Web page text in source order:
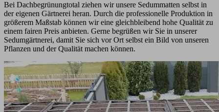
Bei Dachbegrünungtotal ziehen wir unsere Sedummatten selbst in
der eigenen Gärtnerei heran. Durch die professionelle Produktion in
größerem Maßstab können wir eine gleichbleibend hohe Qualität zu
einem fairen Preis anbieten. Gerne begrüßen wir Sie in unserer
Sedumgärtnerei, damit Sie sich vor Ort selbst ein Bild von unseren
Pflanzen und der Qualität machen können.